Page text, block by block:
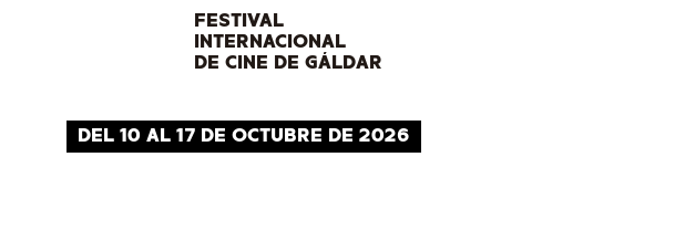
FESTIVAL
INTERNACIONAL
DE CINE DE GÁLDAR
DEL 10 AL 17 DE OCTUBRE DE 2026